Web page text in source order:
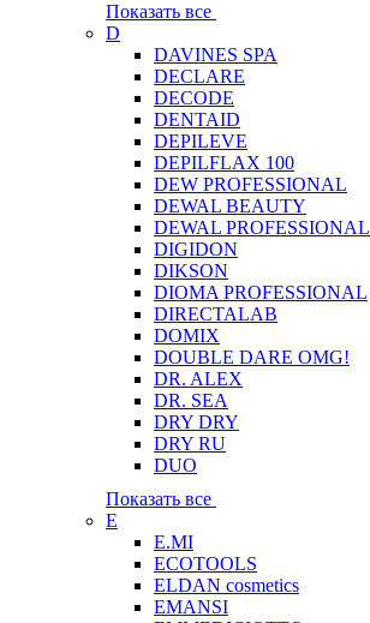
Показать все
D
DAVINES SPA
DECLARE
DECODE
DENTAID
DEPILEVE
DEPILFLAX 100
DEW PROFESSIONAL
DEWAL BEAUTY
DEWAL PROFESSIONAL
DIGIDON
DIKSON
DIOMA PROFESSIONAL
DIRECTALAB
DOMIX
DOUBLE DARE OMG!
DR. ALEX
DR. SEA
DRY DRY
DRY RU
DUO
Показать все
E
E.MI
ECOTOOLS
ELDAN cosmetics
EMANSI